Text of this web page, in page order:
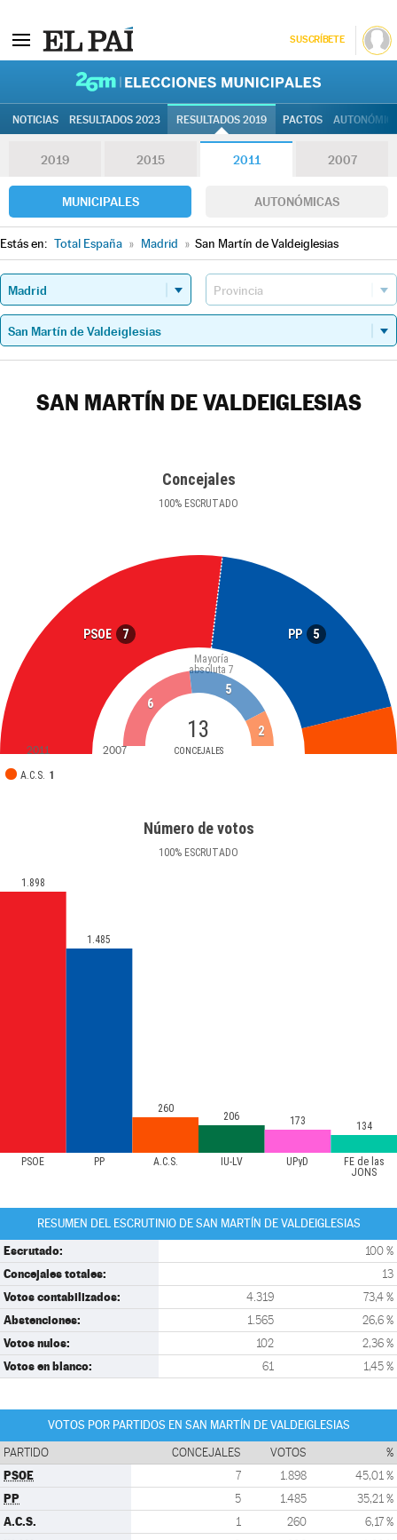
SUSCRÍBETE
NOTICIAS RESULTADOS 2023 RESULTADOS 2019 PACTOS
2019 2015 2011 2007
MUNICIPALES AUTONÓMICAS
Estás en: Total España » Madrid » San Martín de Valdeiglesias
SAN MARTÍN DE VALDEIGLESIAS
Concejales
100% ESCRUTADO
PSOE 7 PP 5
13
CONCEJALES
Mayoría
absoluta 7
A.C.S. 1
6
5
2
2011 2007
Número de votos
100% ESCRUTADO
PSOE PP A.C.S. IU-LV UPyD
FE de las
JONS
1.898
1.485
260
206 173 134
RESUMEN DEL ESCRUTINIO DE SAN MARTÍN DE VALDEIGLESIAS
Escrutado: 100 %
Concejales totales: 13
Votos contabilizados: 4.319 73,4 %
Abstenciones: 1.565 26,6 %
Votos nulos: 102 2,36 %
Votos en blanco: 61 1,45 %
VOTOS POR PARTIDOS EN SAN MARTÍN DE VALDEIGLESIAS
PARTIDO CONCEJALES VOTOS %
PSOE 7 1.898 45,01 %
PP 5 1.485 35,21 %
A.C.S. 1 260 6,17 %